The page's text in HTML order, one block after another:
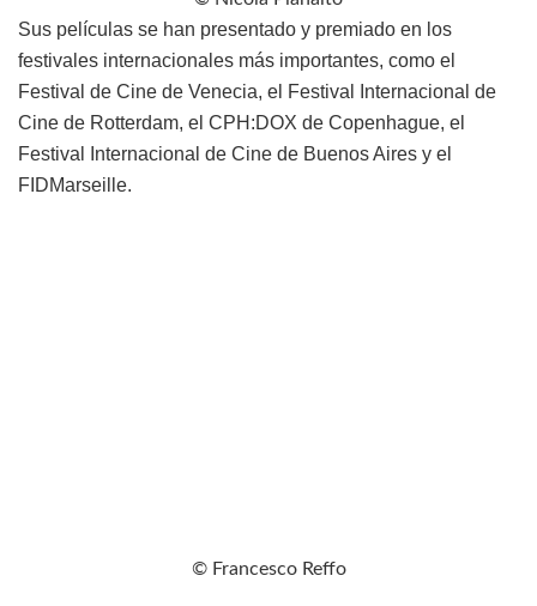
Sus películas se han presentado y premiado en los
festivales internacionales más importantes, como el
Festival de Cine de Venecia, el Festival Internacional de
Cine de Rotterdam, el CPH:DOX de Copenhague, el
Festival Internacional de Cine de Buenos Aires y el
FIDMarseille.
© Francesco Reffo